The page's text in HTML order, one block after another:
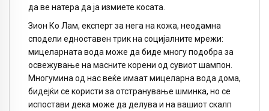
да ве натера да ја измиете косата.
Зион Ко Лам, експерт за нега на кожа, неодамна
сподели едноставен трик на социјалните мрежи:
мицеларната вода може да биде многу подобра за
освежување на масните корени од сувиот шампон.
Многумина од нас веќе имаат мицеларна вода дома,
бидејќи се користи за отстранување шминка, но се
испостави дека може да делува и на вашиот скалп